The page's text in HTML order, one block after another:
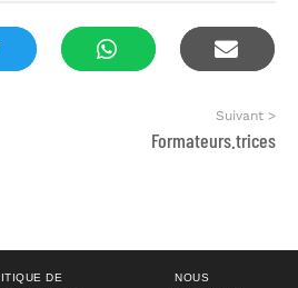
Suivant >
Formateurs.trices
DE
NOUS